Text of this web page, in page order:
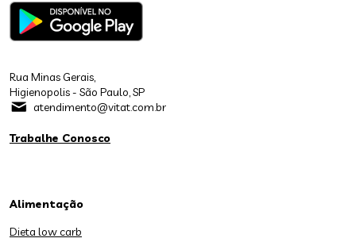
Rua Minas Gerais,
Higienopolis - São Paulo, SP
atendimento@vitat.com.br
Trabalhe Conosco
Alimentação
Dieta low carb